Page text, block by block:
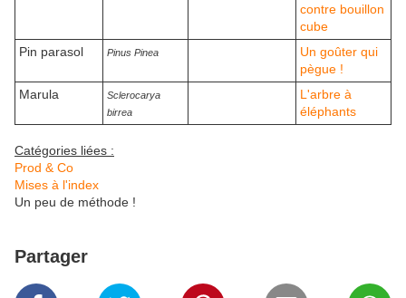
contre bouillon
cube
Pin parasol
Pinus Pinea
Un goûter qui
pègue !
Marula
Sclerocarya
birrea
L'arbre à
éléphants
Catégories liées :
Prod & Co
Mises à l'index
Un peu de méthode !
Partager